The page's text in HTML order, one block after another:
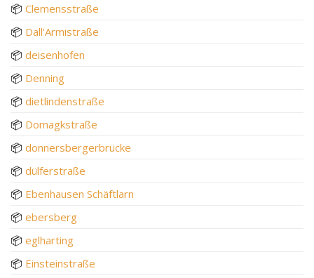
📦 Clemensstraße
📦 Dall'Armistraße
📦 deisenhofen
📦 Denning
📦 dietlindenstraße
📦 Domagkstraße
📦 donnersbergerbrücke
📦 dülferstraße
📦 Ebenhausen Schäftlarn
📦 ebersberg
📦 eglharting
📦 Einsteinstraße